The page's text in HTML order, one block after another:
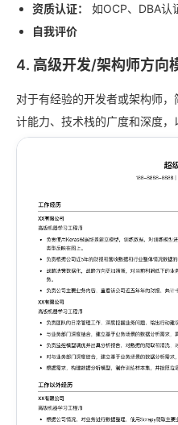
资质认证：
如OCP、DBA认
自我评价
4. 高级开发/架构师方向
对于有经验的开发者或架构师
计能力、技术栈的广度和深度，